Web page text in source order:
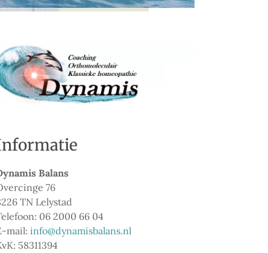
Balans
76
TN Lelystad
06 2000 66 04
mail:info@dynamisbalans.nl
58311394